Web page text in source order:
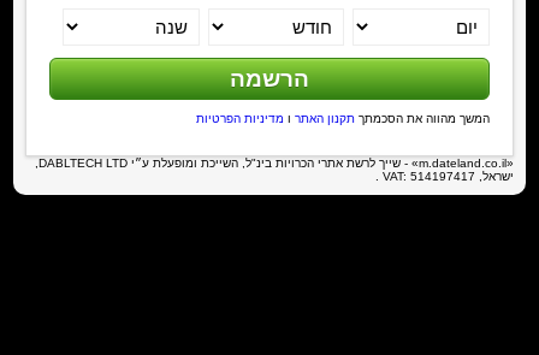
המשך מהווה את הסכמתךתקנון האתר ו מדיניות הפרטיות
ישראל, VAT: 514197417 .